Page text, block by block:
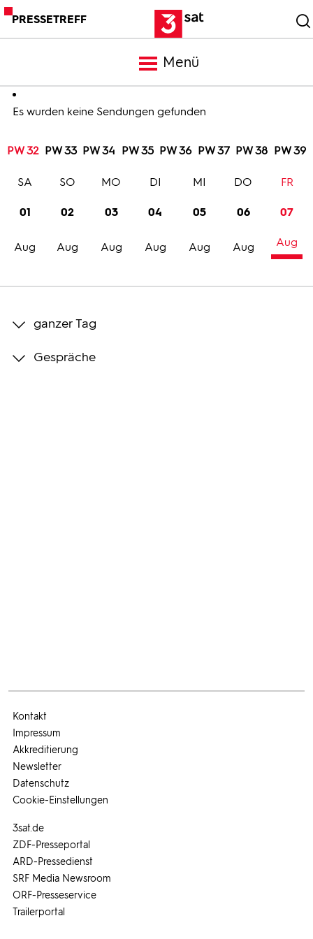
PRESSETREFF
Menü
Meldungen
Programm
Trailer
Bilder
Es wurden keine Sendungen gefunden
PW 32 PW 33 PW 34 PW 35 PW 36 PW 37 PW 38 PW 39
01
Aug
SA
02
Aug
SO
03
Aug
MO
04
Aug
DI
05
Aug
MI
06
Aug
DO
07
Aug
FR
ganzer Tag
Gespräche
3sat.de
ZDF-Presseportal
ARD-Pressedienst
SRF Media Newsroom
ORF-Presseservice
Trailerportal
Kontakt
Impressum
Akkreditierung
Newsletter
Datenschutz
Cookie-Einstellungen